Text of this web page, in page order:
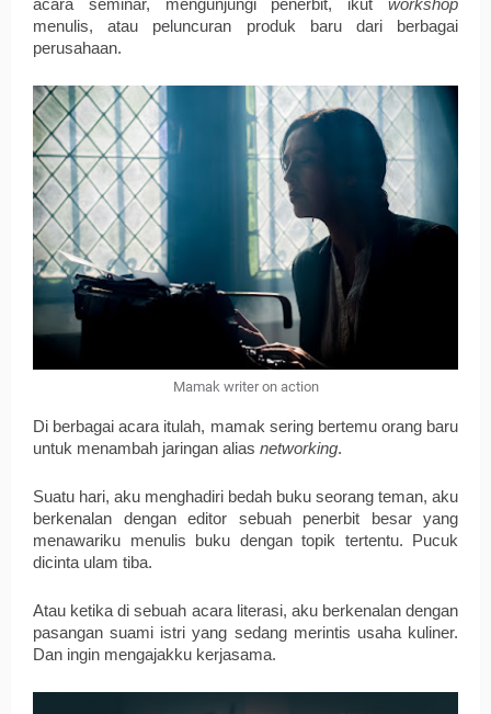
acara seminar, mengunjungi penerbit, ikut workshop
menulis, atau peluncuran produk baru dari berbagai
perusahaan.
Mamak writer on action
Di berbagai acara itulah, mamak sering bertemu orang baru
untuk menambah jaringan alias networking.
Suatu hari, aku menghadiri bedah buku seorang teman, aku
berkenalan dengan editor sebuah penerbit besar yang
menawariku menulis buku dengan topik tertentu. Pucuk
dicinta ulam tiba.
Atau ketika di sebuah acara literasi, aku berkenalan dengan
pasangan suami istri yang sedang merintis usaha kuliner.
Dan ingin mengajakku kerjasama.